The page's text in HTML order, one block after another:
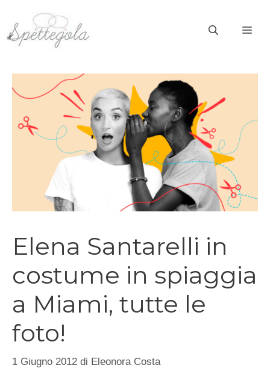
contenuto
Elena Santarelli in
costume in spiaggia
a Miami, tutte le
foto!
1 Giugno 2012 di Eleonora Costa